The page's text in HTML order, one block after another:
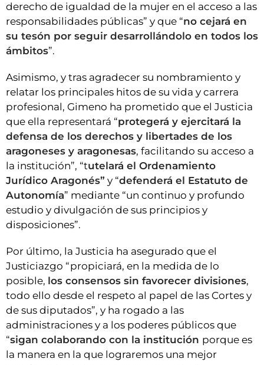
derecho de igualdad de la mujer en el acceso a las
responsabilidades públicas” y que “no cejará en
su tesón por seguir desarrollándolo en todos los
ámbitos”.
Asimismo, y tras agradecer su nombramiento y
relatar los principales hitos de su vida y carrera
profesional, Gimeno ha prometido que el Justicia
que ella representará “protegerá y ejercitará la
defensa de los derechos y libertades de los
aragoneses y aragonesas, facilitando su acceso a
la institución”, “tutelará el Ordenamiento
Jurídico Aragonés” y “defenderá el Estatuto de
Autonomía” mediante “un continuo y profundo
estudio y divulgación de sus principios y
disposiciones”.
Por último, la Justicia ha asegurado que el
Justiciazgo “propiciará, en la medida de lo
posible, los consensos sin favorecer divisiones,
todo ello desde el respeto al papel de las Cortes y
de sus diputados”, y ha rogado a las
administraciones y a los poderes públicos que
“sigan colaborando con la institución porque es
la manera en la que lograremos una mejor